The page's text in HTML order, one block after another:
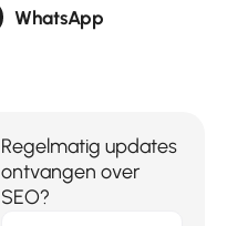
WhatsApp
Regelmatig updates
ontvangen over
SEO?